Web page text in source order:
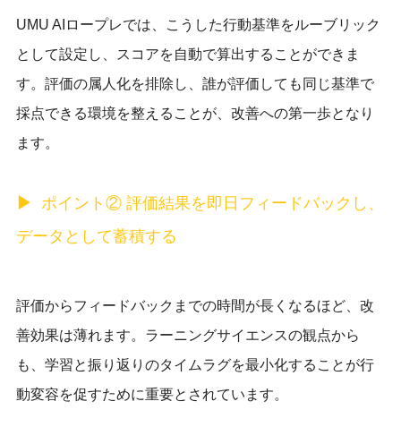
UMU AIロープレでは、こうした行動基準をルーブリック
として設定し、スコアを自動で算出することができま
す。評価の属人化を排除し、誰が評価しても同じ基準で
採点できる環境を整えることが、改善への第一歩となり
ます。
ポイント② 評価結果を即日フィードバックし、
データとして蓄積する
評価からフィードバックまでの時間が長くなるほど、改
善効果は薄れます。ラーニングサイエンスの観点から
も、学習と振り返りのタイムラグを最小化することが行
動変容を促すために重要とされています。